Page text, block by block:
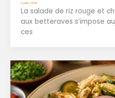
2 juillet 2026
La salade de riz rouge et
aux betteraves s’impose
ces